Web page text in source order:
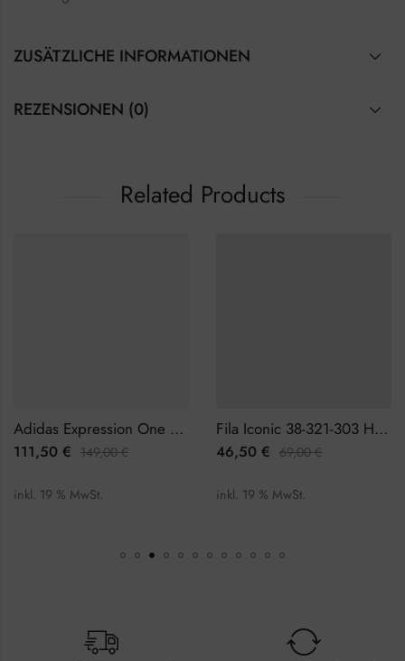
ZUSÄTZLICHE INFORMATIONEN
REZENSIONEN (0)
Related Products
Adidas Expression One AOFH23015 Herrenuhr
111,50 € 149,00€
inkl. 19 % MwSt.
Fila Iconic 38-321-303 Herrenuhr
46,50 € 69,00€
inkl. 19 % MwSt.